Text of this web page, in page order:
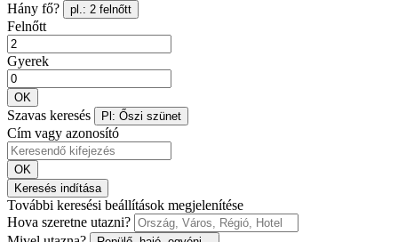
Hány fő? pl.: 2 felnőtt
Felnőtt
Gyerek
OK
Szavas keresés Pl: Őszi szünet
Cím vagy azonosító
OK
Keresés indítása
További keresési beállítások megjelenítése
Hova szeretne utazni?